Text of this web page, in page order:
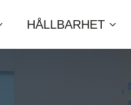
HÅLLBARHET